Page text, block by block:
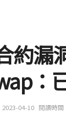
約漏
：
2023-04-10 閱讀時間